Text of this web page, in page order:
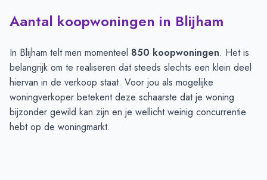
Aantal koopwoningen in Blijham
In Blijham telt men momenteel 850 koopwoningen. Het is
belangrijk om te realiseren dat steeds slechts een klein deel
hiervan in de verkoop staat. Voor jou als mogelijke
woningverkoper betekent deze schaarste dat je woning
bijzonder gewild kan zijn en je wellicht weinig concurrentie
hebt op de woningmarkt.